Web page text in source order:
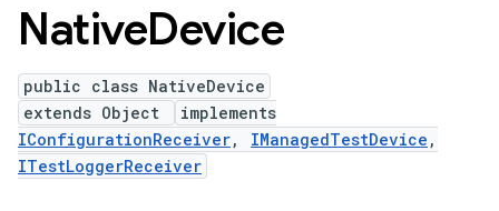
NativeDevice
public class NativeDevice
extends Object
implements
IConfigurationReceiver, IManagedTestDevice ,
ITestLoggerReceiver